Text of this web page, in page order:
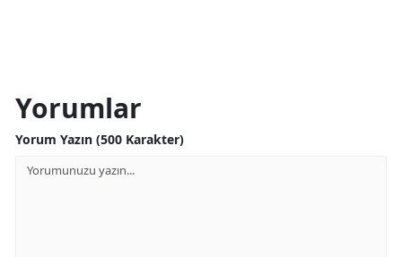
Yorumlar
Yorum Yazın (500 Karakter)